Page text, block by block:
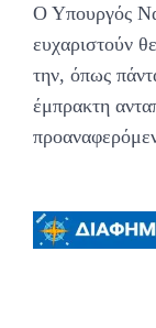
Ο Υπουργός
ευχαριστούν
την, όπως
έμπρακτη